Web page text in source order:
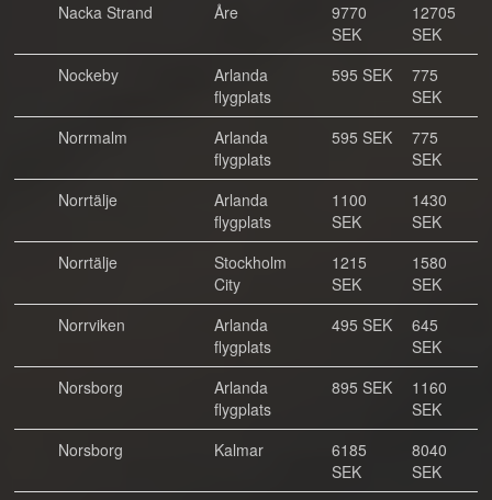
Nacka Strand
Åre
9770
SEK
12705
SEK
Nockeby
Arlanda
flygplats
595 SEK
775
SEK
Norrmalm
Arlanda
flygplats
595 SEK
775
SEK
Norrtälje
Arlanda
flygplats
1100
SEK
1430
SEK
Norrtälje
Stockholm
City
1215
SEK
1580
SEK
Norrviken
Arlanda
flygplats
495 SEK
645
SEK
Norsborg
Arlanda
flygplats
895 SEK
1160
SEK
Norsborg
Kalmar
6185
SEK
8040
SEK